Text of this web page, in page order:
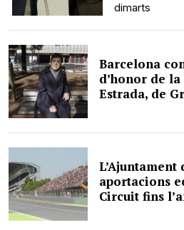
dimarts
Barcelona
d’honor de
Estrada, de
aportacions
Circuit fins